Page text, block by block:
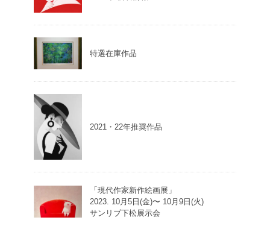
特選在庫作品
2021・22年推奨作品
「現代作家新作絵画展」
2023. 10月5日(金)〜 10月9日(火)
サンリブ下松展示会